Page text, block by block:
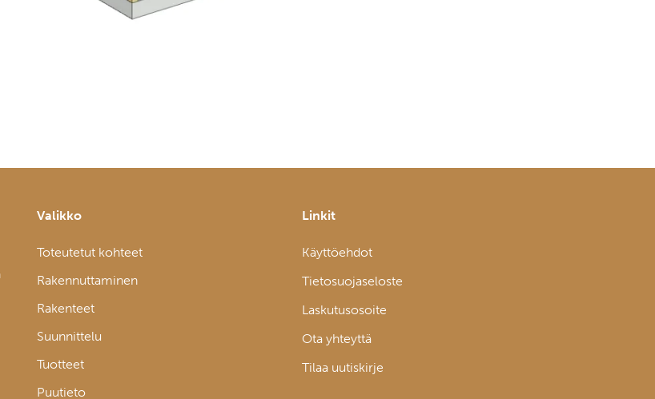
Valikko
Toteutetut kohteet
Rakennuttaminen
Rakenteet
Suunnittelu
Tuotteet
Puutieto
Linkit
Käyttöehdot
Tietosuojaseloste
Laskutusosoite
Ota yhteyttä
Tilaa uutiskirje